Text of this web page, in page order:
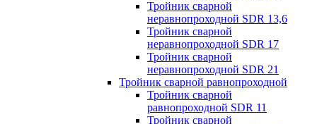
Тройник сварной
неравнопроходной SDR 13,6
Тройник сварной
неравнопроходной SDR 17
Тройник сварной
неравнопроходной SDR 21
Тройник сварной равнопроходной
Тройник сварной
равнопроходной SDR 11
Тройник сварной